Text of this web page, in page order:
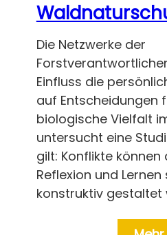
Die Netzwerke der
Einfluss die
auf Entscheidungen
biologische Vielfalt
untersucht eine
gilt: Konflikte
Reflexion und
konstruktiv gestaltet